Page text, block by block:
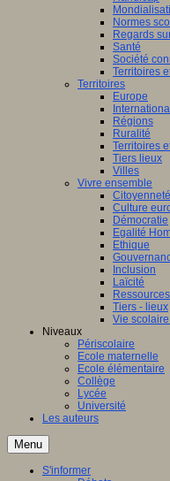
Normes
Regards
Santé
Société
Territoires
Territoires
Europe
International
Régions
Ruralité
Territoires
Tiers lieux
Villes
Vivre ensemble
Citoyenneté
Culture
Démocratie
Egalité
Ethique
Inclusion
Laïcité
Tiers - lieux
Vie
Niveaux
Périscolaire
Ecole maternelle
Ecole élémentaire
Collège
Lycée
Université
Les auteurs
Menu
S'informer